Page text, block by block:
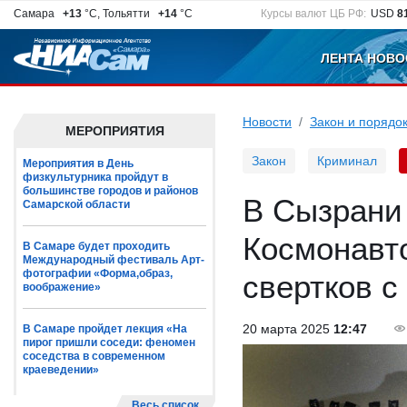
Самара +13 °C, Тольятти +14 °C Курсы валют ЦБ РФ: USD
ЛЕНТА
МЕРОПРИЯТИЯ
Мероприятия в День
физкультурника пройдут в
большинстве городов и районов
Самарской области
В Самаре будет проходить
Международный фестиваль Арт-
фотографии «Форма,образ,
воображение»
В Самаре пройдет лекция «На
пирог пришли соседи: феномен
соседства в современном
краеведении»
Новости Закон и порядок
Закон Криминал
В Сызрани
свертков
20 марта 2025 12:47